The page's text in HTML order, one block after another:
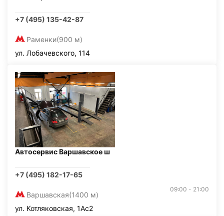
+7 (495) 135-42-87
Раменки(900 м)
ул. Лобачевского, 114
Автосервис Варшавское ш
+7 (495) 182-17-65
Варшавская(1400 м)
09:00 - 21:00
ул. Котляковская, 1Ас2